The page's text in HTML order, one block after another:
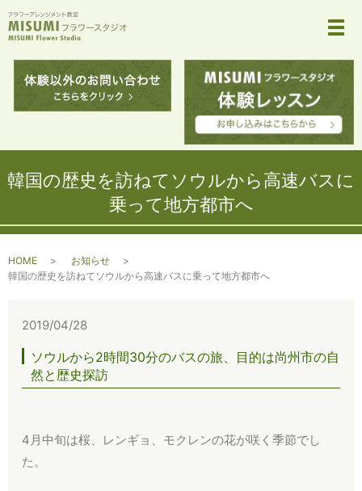
メ
韓国の歴史を訪ねてソウルから高速バスに
乗って地方都市へ
HOME
お知らせ
韓国の歴史を訪ねてソウルから高速バスに乗って地方都市へ
2019/04/28
ソウルから2時間30分のバスの旅、目的は尚州市の自
然と歴史探訪
4月中旬は桜、レンギョ、モクレンの花が咲く季節でし
た。